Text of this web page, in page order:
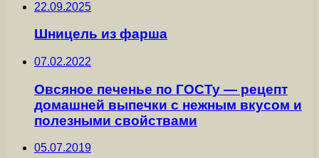
22.09.2025
Шницель из фарша
07.02.2022
Овсяное печенье по ГОСТу — рецепт
домашней выпечки с нежным вкусом и
полезными свойствами
05.07.2019